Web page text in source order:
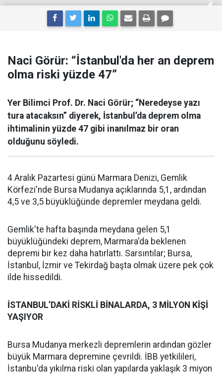
Naci Görür: “İstanbul'da her an deprem
olma riski yüzde 47”
Yer Bilimci Prof. Dr. Naci Görür; “Neredeyse yazı
tura atacaksın” diyerek, İstanbul’da deprem olma
ihtimalinin yüzde 47 gibi inanılmaz bir oran
olduğunu söyledi.
4 Aralık Pazartesi günü Marmara Denizi, Gemlik
Körfezi'nde Bursa Mudanya açıklarında 5,1, ardından
4,5 ve 3,5 büyüklüğünde depremler meydana geldi.
Gemlik'te hafta başında meydana gelen 5,1
büyüklüğündeki deprem, Marmara'da beklenen
depremi bir kez daha hatırlattı. Sarsıntılar; Bursa,
İstanbul, İzmir ve Tekirdağ başta olmak üzere pek çok
ilde hissedildi.
İSTANBUL’DAKİ RİSKLİ BİNALARDA, 3 MİLYON KİŞİ
YAŞIYOR
Bursa Mudanya merkezli depremlerin ardından gözler
büyük Marmara depremine çevrildi. İBB yetkilileri,
İstanbu'da yıkılma riski olan yapılarda yaklaşık 3 miyon